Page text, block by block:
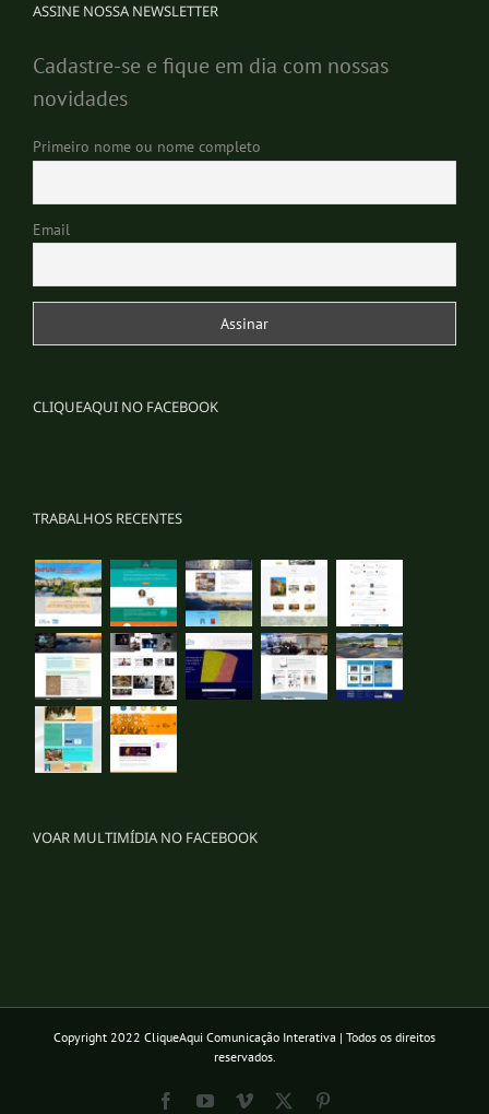
ASSINE NOSSA NEWSLETTER
Cadastre-se e fique em dia com nossas
novidades
Primeiro nome ou nome completo
Email
CLIQUEAQUI NO FACEBOOK
TRABALHOS RECENTES
VOAR MULTIMÍDIA NO FACEBOOK
Copyright 2022 CliqueAqui Comunicação Interativa | Todos os direitos
reservados.
FacebookYouTube
Vimeo